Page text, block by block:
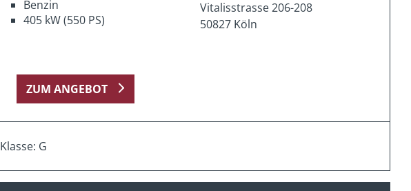
Benzin
405 kW (550 PS)
Vitalisstrasse 206-208
50827 Köln
ZUM ANGEBOT
Klasse: G